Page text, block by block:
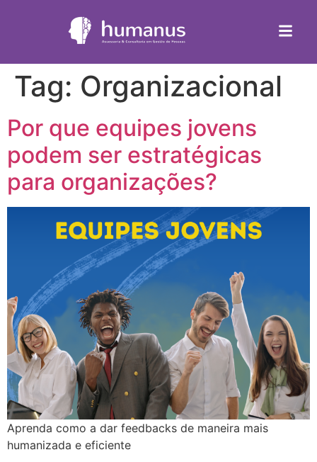
Tag: Organizacional
Por que equipes jovens
podem ser estratégicas
para organizações?
Aprenda como a dar feedbacks de maneira mais
humanizada e eficiente